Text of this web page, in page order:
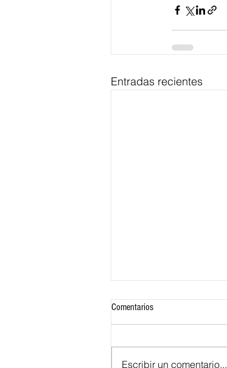
Entradas recientes
Comentarios
Escribir un comentario...